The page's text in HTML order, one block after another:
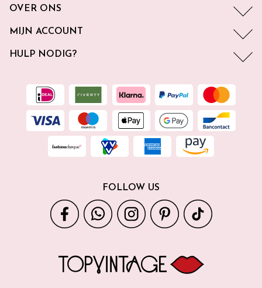
OVER ONS
MIJN ACCOUNT
HULP NODIG?
FOLLOW US